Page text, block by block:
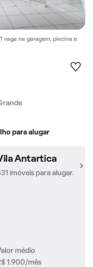
vaga na garagem, piscina e
para alugar
Antartica
imóveis para alugar.
médio
1.900/mês